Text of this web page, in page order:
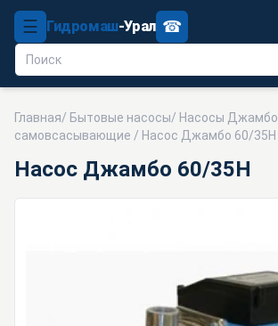
☰ Гидромаш-Урал ☎
Главная/ Бытовые насосы/ Насосы Джамбо
самовсасывающие / Насос Джамбо 60/35Н
Насос Джамбо 60/35Н